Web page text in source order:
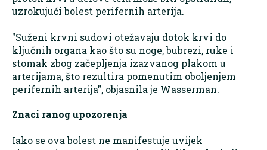
uzrokujući bolest perifernih arterija.
"Suženi krvni sudovi otežavaju dotok krvi do
ključnih organa kao što su noge, bubrezi, ruke i
stomak zbog začepljenja izazvanog plakom u
arterijama, što rezultira pomenutim oboljenjem
perifernih arterija", objasnila je Wasserman.
Znaci ranog upozorenja
Iako se ova bolest ne manifestuje uvijek